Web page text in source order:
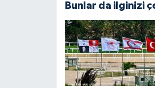
Bunlar da ilginizi